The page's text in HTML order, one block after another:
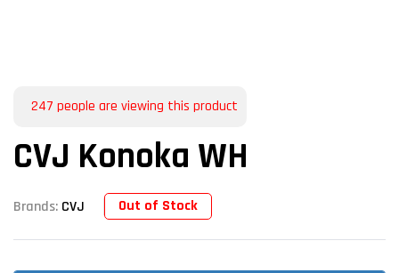
247 people are viewing this product
CVJ Konoka WH
Brands: CVJ Out of Stock